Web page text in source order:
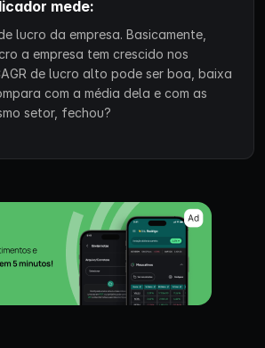
mede:
lucro da empresa. Basicamente,
a empresa tem crescido nos
de lucro alto pode ser boa, baixa
com a média dela e com as
setor, fechou?